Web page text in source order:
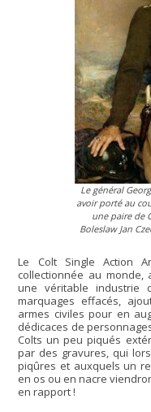
Le général
avoir porté au
une paire de
Boleslaw Jan
Le Colt Single Action
collectionnée au monde,
une véritable industrie
marquages effacés,
armes civiles pour en
dédicaces de
Colts un peu piqués
par des gravures, qui
piqûres et auxquels un
en os ou en nacre
en rapport !